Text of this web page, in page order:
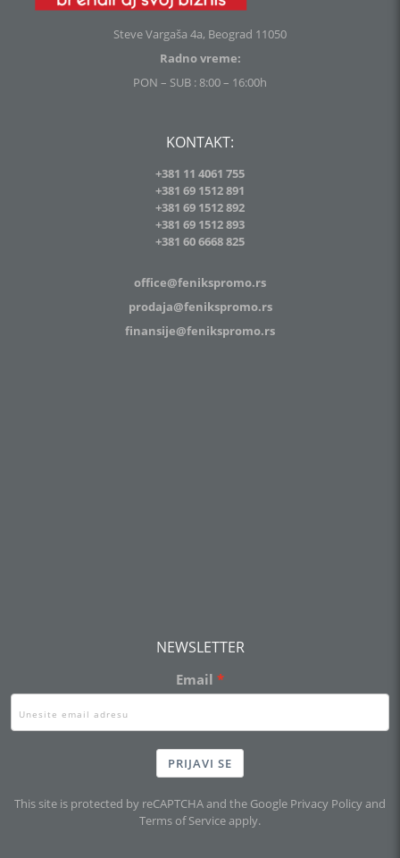
Steve Vargaša 4a, Beograd 11050
Radno vreme:
PON – SUB : 8:00 – 16:00h
KONTAKT:
+381 11 4061 755
+381 69 1512 891
+381 69 1512 892
+381 69 1512 893
+381 60 6668 825
office@fenikspromo.rs
prodaja@fenikspromo.rs
finansije@fenikspromo.rs
NEWSLETTER
Email
PRIJAVI SE
This site is protected by reCAPTCHA and the Google Privacy Policyand
Terms of Serviceapply.